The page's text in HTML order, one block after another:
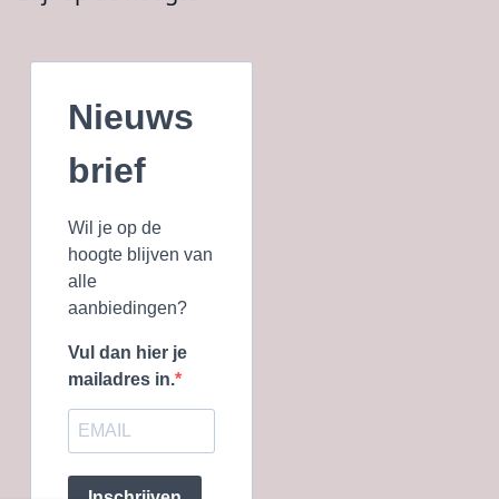
Nieuws
brief
Wil je op de
hoogte blijven van
alle
aanbiedingen?
Vul dan hier je
mailadres in.